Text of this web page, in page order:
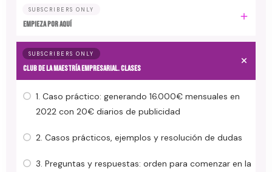
SUBSCRIBERS ONLY
EMPIEZA POR AQUÍ
SUBSCRIBERS ONLY
CLUB DE LA MAESTRÍA EMPRESARIAL. Clases
1. Caso práctico: generando 16.000€ mensuales en
2022 con 20€ diarios de publicidad
2. Casos prácticos, ejemplos y resolución de dudas
3. Preguntas y respuestas: orden para comenzar en la